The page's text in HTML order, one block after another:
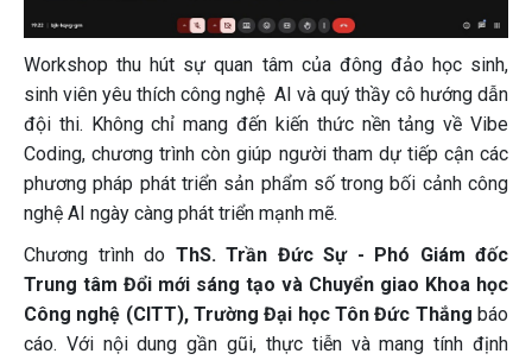
Workshop thu hút sự quan tâm của đông đảo học sinh,
sinh viên yêu thích công nghệ AI và quý thầy cô hướng dẫn
đội thi. Không chỉ mang đến kiến thức nền tảng về Vibe
Coding, chương trình còn giúp người tham dự tiếp cận các
phương pháp phát triển sản phẩm số trong bối cảnh công
nghệ AI ngày càng phát triển mạnh mẽ.
Chương trình do ThS. Trần Đức Sự - Phó Giám đốc
Trung tâm Đổi mới sáng tạo và Chuyển giao Khoa học
Công nghệ (CITT), Trường Đại học Tôn Đức Thắng báo
cáo. Với nội dung gần gũi, thực tiễn và mang tính định